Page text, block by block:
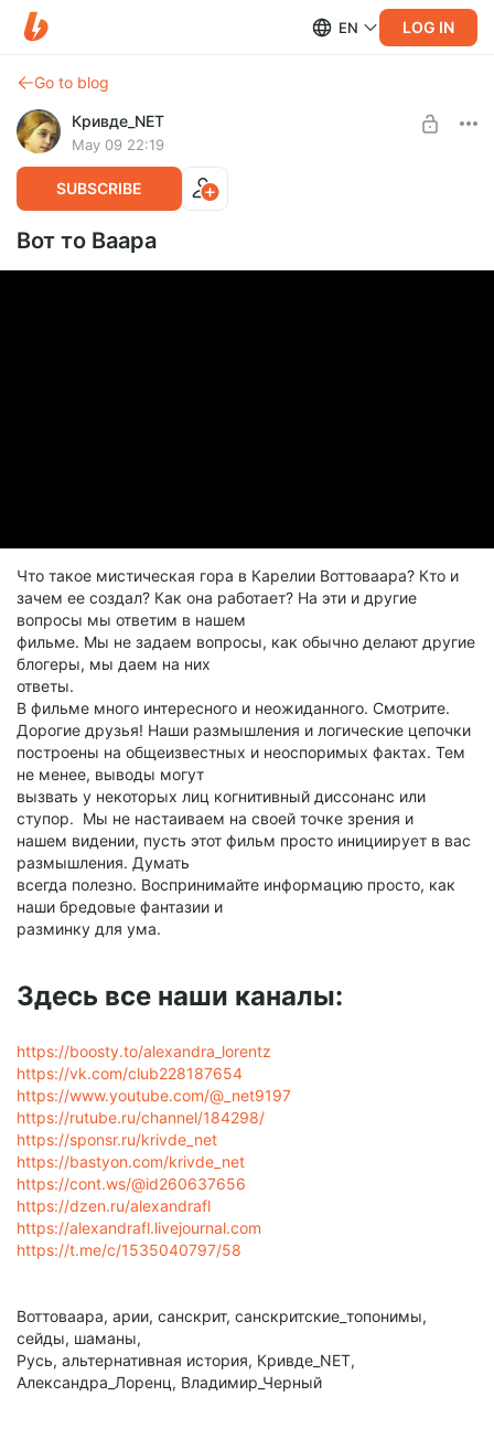
EN LOG IN
Go to blog
Кривде_NET
May 09 22:19
SUBSCRIBE
Вот то Ваара
Что такое мистическая гора в Карелии Воттоваара? Кто и
зачем ее создал? Как она работает? На эти и другие
вопросы мы ответим в нашем
фильме. Мы не задаем вопросы, как обычно делают другие
блогеры, мы даем на них
ответы.
В фильме много интересного и неожиданного. Смотрите.
Дорогие друзья! Наши размышления и логические цепочки
построены на общеизвестных и неоспоримых фактах. Тем
не менее, выводы могут
вызвать у некоторых лиц когнитивный диссонанс или
ступор. Мы не настаиваем на своей точке зрения и
нашем видении, пусть этот фильм просто инициирует в вас
размышления. Думать
всегда полезно. Воспринимайте информацию просто, как
наши бредовые фантазии и
разминку для ума.
Здесь все наши каналы:
https://boosty.to/alexandra_lorentz
https://vk.com/club228187654
https://www.youtube.com/@_net9197
https://rutube.ru/channel/184298/
https://sponsr.ru/krivde_net
https://bastyon.com/krivde_net
https://cont.ws/@id260637656
https://dzen.ru/alexandrafl
https://alexandrafl.livejournal.com
https://t.me/c/1535040797/58
Воттоваара, арии, санскрит, санскритские_топонимы,
сейды, шаманы,
Русь, альтернативная история, Кривде_NET,
Александра_Лоренц, Владимир_Черный